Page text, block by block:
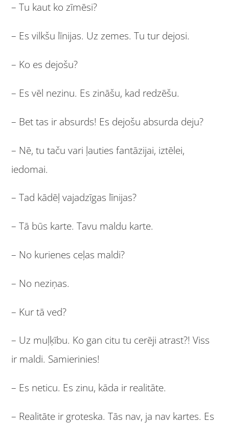
– Tu kaut ko zīmēsi?
– Es vilkšu līnijas. Uz zemes. Tu tur dejosi.
– Ko es dejošu?
– Es vēl nezinu. Es zināšu, kad redzēšu.
– Bet tas ir absurds! Es dejošu absurda deju?
– Nē, tu taču vari ļauties fantāzijai, iztēlei,
iedomai.
– Tad kādēļ vajadzīgas līnijas?
– Tā būs karte. Tavu maldu karte.
– No kurienes ceļas maldi?
– No neziņas.
– Kur tā ved?
– Uz muļķību. Ko gan citu tu cerēji atrast?! Viss
ir maldi. Samierinies!
– Es neticu. Es zinu, kāda ir realitāte.
– Realitāte ir groteska. Tās nav, ja nav kartes. Es